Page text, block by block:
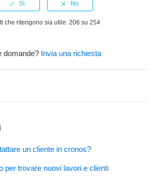
che ritengono sia utile: 206 su 254
domande? Invia una richiesta
un cliente in cronos?
per trovare nuovi lavori e clienti